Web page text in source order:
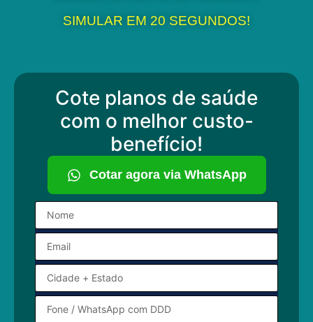
SIMULAR EM 20 SEGUNDOS!
Cote planos de saúde
com o melhor custo-
benefício!
Cotar agora via WhatsApp